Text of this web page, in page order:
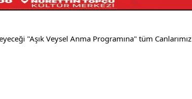
"Aşık Veysel Anma Programına" tüm Canlarımız